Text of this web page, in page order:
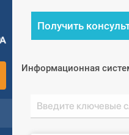
Получить
Информационная